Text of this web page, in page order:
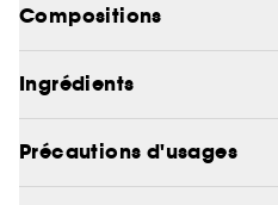
et apporte douceur et
visiblement plus
Compositions
Ingrédients
Précautions d'usages